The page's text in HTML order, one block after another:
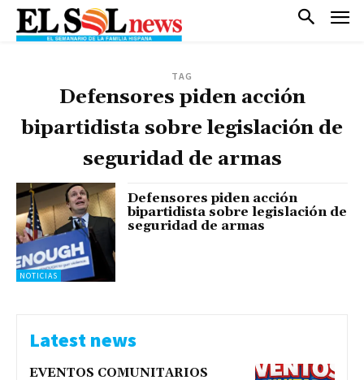
TAG
Defensores piden acción
bipartidista sobre legislación de
seguridad de armas
NOTICIAS
Defensores piden acción
bipartidista sobre legislación de
seguridad de armas
Latest news
EVENTOS COMUNITARIOS